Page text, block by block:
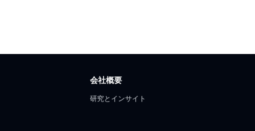
会社概要
研究とインサイト